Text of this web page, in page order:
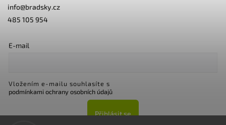
info@bradsky.cz
485 105 954
E-mail
Vložením e-mailu souhlasíte s
podmínkami ochrany osobních údajů
Přihlásit se